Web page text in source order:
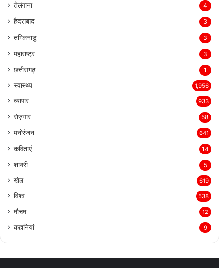
तेलंगाना 4
हैदराबाद 3
तमिलनाडु 3
महाराष्ट्र 3
छत्तीसगढ़ 1
स्वास्थ्य 1,956
व्यापार 933
रोज़गार 58
मनोरंजन 641
कविताएं 14
शायरी 5
खेल 619
विश्व 538
मौसम 12
कहानियां 9